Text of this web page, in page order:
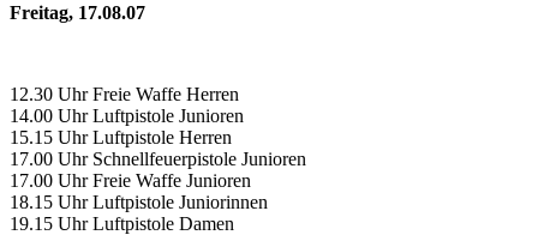
Freitag, 17.08.07
12.30 Uhr Freie Waffe Herren
14.00 Uhr Luftpistole Junioren
15.15 Uhr Luftpistole Herren
17.00 Uhr Schnellfeuerpistole Junioren
17.00 Uhr Freie Waffe Junioren
18.15 Uhr Luftpistole Juniorinnen
19.15 Uhr Luftpistole Damen